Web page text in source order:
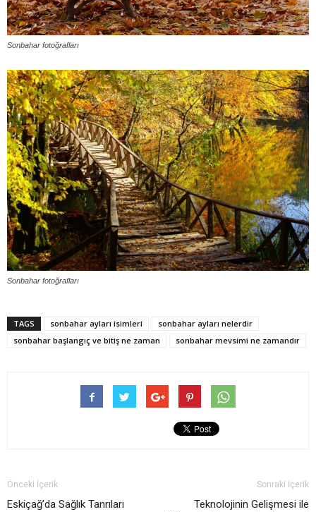
Sonbahar fotoğrafları
Sonbahar fotoğrafları
TAGS sonbahar ayları isimleri
sonbahar ayları nelerdir
sonbahar başlangıç ve bitiş ne zaman
sonbahar mevsimi ne zamandır
Önceki İçerik
Eskiçağ’da Sağlık Tanrıları
Sonraki İçerik
Teknolojinin Gelişmesi ile